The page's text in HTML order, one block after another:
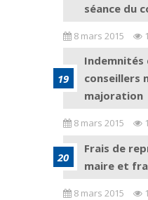
séance du
8 mars 2015
Indemnités
conseillers
majoration
8 mars 2015
Frais de
maire et
8 mars 2015